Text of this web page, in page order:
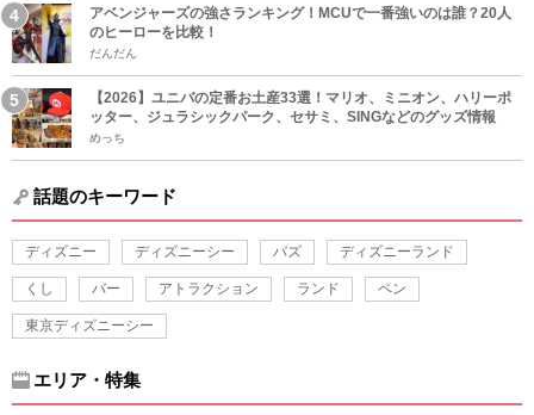
アベンジャーズの強さランキング！MCUで一番強いのは誰？20人
のヒーローを比較！
だんだん
【2026】ユニバの定番お土産33選！マリオ、ミニオン、ハリーポ
ッター、ジュラシックパーク、セサミ、SINGなどのグッズ情報
めっち
話題のキーワード
ディズニー ディズニーシー バズ ディズニーランド
くし バー アトラクション ランド ペン
東京ディズニーシー
エリア・特集